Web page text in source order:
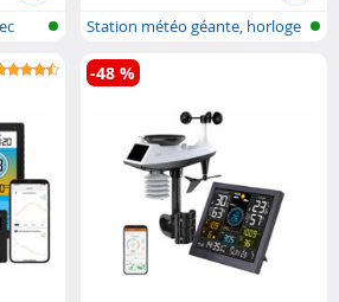
Station météo géante, horloge
radio...
-48 %